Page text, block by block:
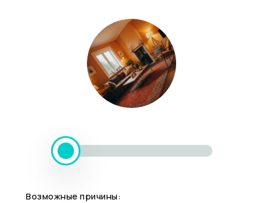
Возможные причины: